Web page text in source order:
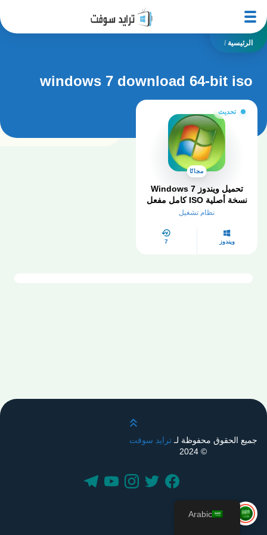
الرئيسية /
windows 7 download 64-bit iso
تحديث
مجانًا
تحميل ويندوز Windows 7
نسخة أصلية ISO كامل مفعل
2026
نظام تشغيل
ويندوز 7
قم بالتمرير لأعلى
جميع الحقوق محفوظة لـترايد سوفت
© 2024
Arabic